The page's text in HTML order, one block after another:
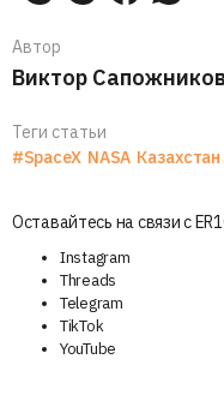
Автор
Виктор Сапожников
Теги статьи
#SpaceX NASA Казахстан
Оставайтесь на связи с
Instagram
Threads
Telegram
TikTok
YouTube